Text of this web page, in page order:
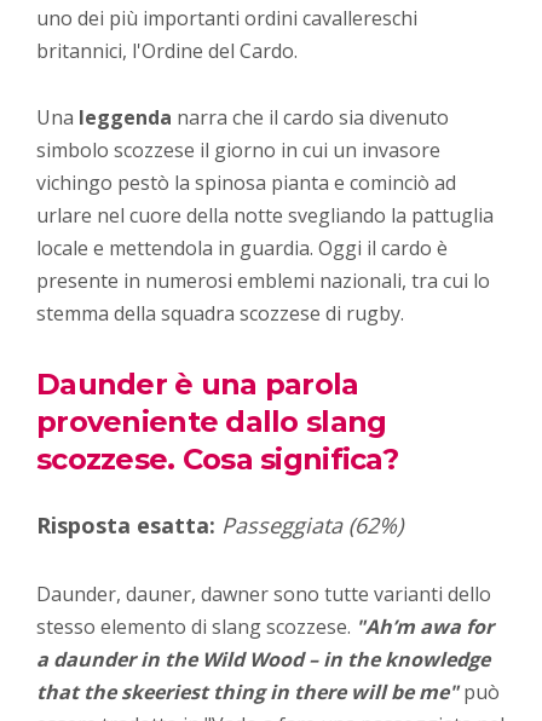
uno dei più importanti ordini cavallereschi
britannici, l'Ordine del Cardo.
Una leggenda narra che il cardo sia divenuto
simbolo scozzese il giorno in cui un invasore
vichingo pestò la spinosa pianta e cominciò ad
urlare nel cuore della notte svegliando la pattuglia
locale e mettendola in guardia. Oggi il cardo è
presente in numerosi emblemi nazionali, tra cui lo
stemma della squadra scozzese di rugby.
Daunder è una parola
proveniente dallo slang
scozzese. Cosa significa?
Risposta esatta: Passeggiata (62%)
Daunder, dauner, dawner sono tutte varianti dello
stesso elemento di slang scozzese. "Ah’m awa for
a daunder in the Wild Wood – in the knowledge
that the skeeriest thing in there will be me" può